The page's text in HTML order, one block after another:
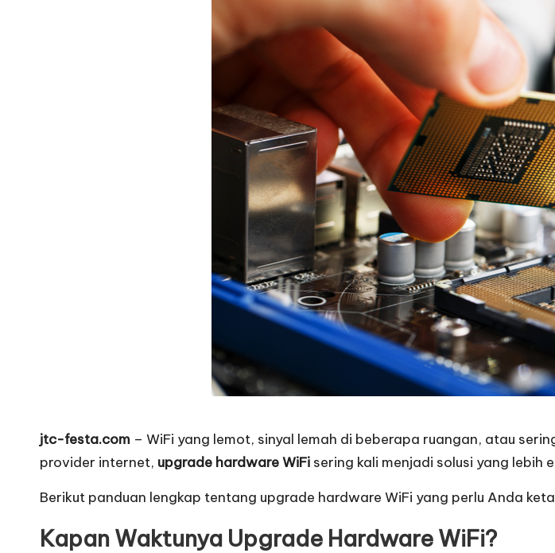
jtc-festa.com – WiFi yang lemot, sinyal lemah di beberapa ruangan, atau
provider internet, upgrade hardware WiFi sering kali menjadi solusi yang lebih
Berikut panduan lengkap tentang upgrade hardware WiFi yang perlu Anda
Kapan Waktunya Upgrade Hardware WiFi?